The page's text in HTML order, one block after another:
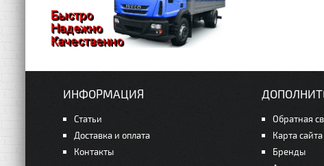
ИНФОРМАЦИЯ
Статьи
Доставка и оплата
Контакты
Обратная
Карта сайта
Бренды